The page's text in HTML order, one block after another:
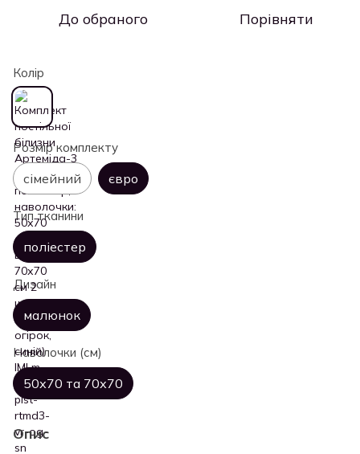
До обраного Порівняти
Колір
Розмір комплекту
сімейний євро
Тип тканини
поліестер
Дизайн
малюнок
Наволочки (см)
50х70 та 70х70
Опис